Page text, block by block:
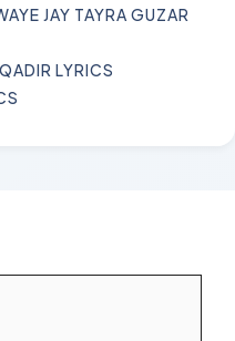
JAY TAYRA GUZAR
LYRICS